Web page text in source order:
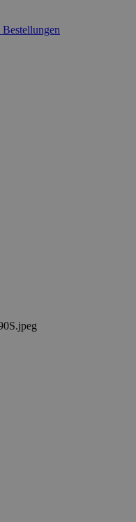
Bestellungen